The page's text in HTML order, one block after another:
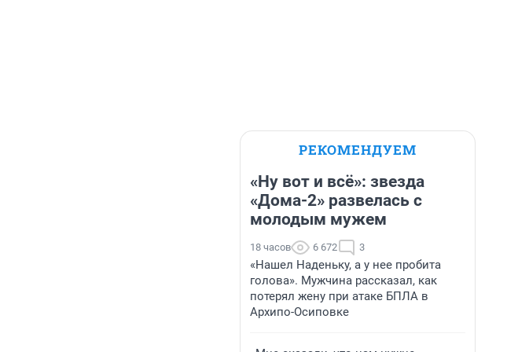
РЕКОМЕНДУЕМ
«Ну вот и всё»: звезда
«Дома-2» развелась с
молодым мужем
18 часов 6 672 3
«Нашел Наденьку, а у нее пробита
голова». Мужчина рассказал, как
потерял жену при атаке БПЛА в
Архипо-Осиповке